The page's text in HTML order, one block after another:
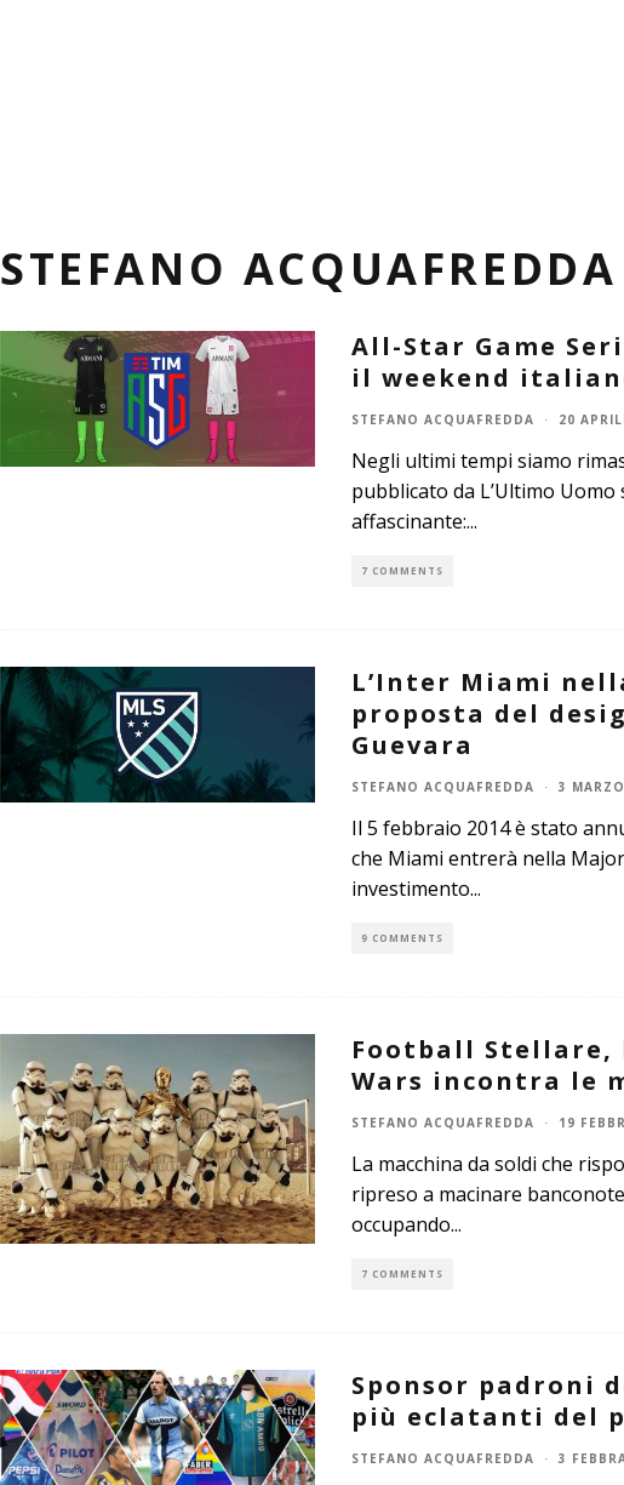
STEFANO ACQUAFREDDA
All-Star Game
il weekend
STEFANO ACQUAFREDDA · 20
Negli ultimi tempi siamo
pubblicato da L’Ultimo
affascinante:...
7 COMMENTS
L’Inter Miami
proposta del
Guevara
STEFANO ACQUAFREDDA · 3
Il 5 febbraio 2014 è stato
che Miami entrerà nella
investimento...
9 COMMENTS
Football Stellare,
Wars incontra le
STEFANO ACQUAFREDDA · 19
La macchina da soldi che
ripreso a macinare
occupando...
7 COMMENTS
Sponsor padroni
più eclatanti del
STEFANO ACQUAFREDDA · 3